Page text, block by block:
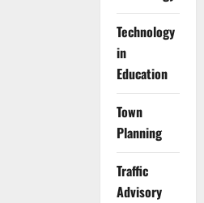
Technology
in
Education
Town
Planning
Traffic
Advisory